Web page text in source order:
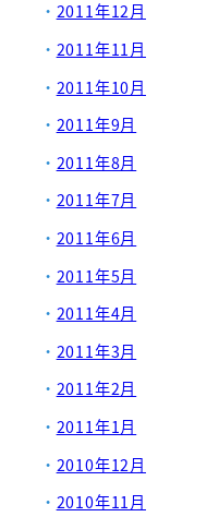
2011年12月
2011年11月
2011年10月
2011年9月
2011年8月
2011年7月
2011年6月
2011年5月
2011年4月
2011年3月
2011年2月
2011年1月
2010年12月
2010年11月